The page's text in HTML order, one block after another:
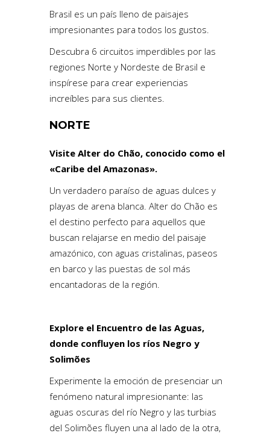
Brasil es un país lleno de paisajes
impresionantes para todos los gustos.
Descubra 6 circuitos imperdibles por las
regiones Norte y Nordeste de Brasil e
inspírese para crear experiencias
increíbles para sus clientes.
NORTE
Visite Alter do Chão, conocido como el
«Caribe del Amazonas».
Un verdadero paraíso de aguas dulces y
playas de arena blanca. Alter do Chão es
el destino perfecto para aquellos que
buscan relajarse en medio del paisaje
amazónico, con aguas cristalinas, paseos
en barco y las puestas de sol más
encantadoras de la región.
Explore el Encuentro de las Aguas,
donde confluyen los ríos Negro y
Solimões
Experimente la emoción de presenciar un
fenómeno natural impresionante: las
aguas oscuras del río Negro y las turbias
del Solimões fluyen una al lado de la otra,